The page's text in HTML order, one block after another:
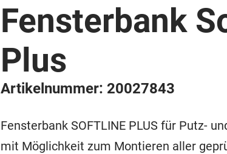
Fensterbank
Plus
Artikelnummer: 20027843
Fensterbank SOFTLINE PLUS für Putz-
mit Möglichkeit zum Montieren aller